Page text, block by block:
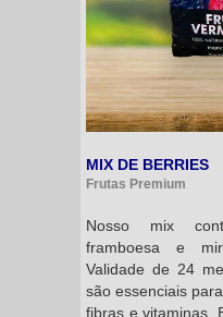
MIX DE BERRIES
Frutas Premium
Nosso mix
framboesa e
Validade de 24
são essenciais
fibras e vitaminas.